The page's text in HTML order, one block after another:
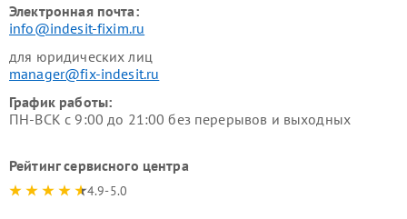
Электронная почта:
info@indesit-fixim.ru
для юридических лиц
manager@fix-indesit.ru
График работы:
ПН-ВСК с 9:00 до 21:00 без перерывов и выходных
Рейтинг сервисного центра
4.9-5.0